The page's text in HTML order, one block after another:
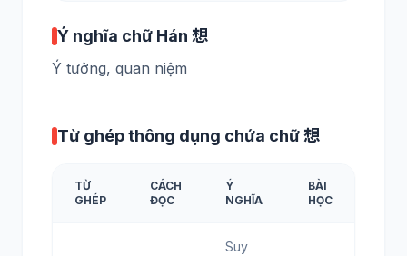
Ý nghĩa chữ Hán 想
Ý tưởng, quan niệm
Từ ghép thông dụng chứa chữ 想
TỪ
GHÉP
CÁCH
ĐỌC
Ý
NGHĨA
BÀI
HỌC
Suy